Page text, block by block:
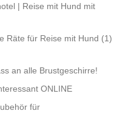
| Reise mit Hund mit
Räte für Reise mit Hund (1)
an alle Brustgeschirre!
ONLINE
für